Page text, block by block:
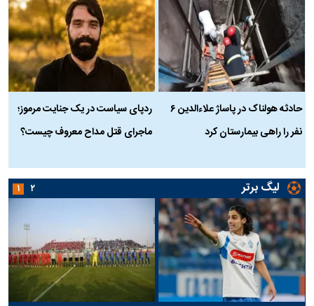
حادثه هولناک در پاساژ علاءالدین ۶
نفر را راهی بیمارستان کرد
ردپای سیاست در یک جنایت مرموز؛
ماجرای قتل مداح معروف چیست؟
لیگ برتر ۱ ۲